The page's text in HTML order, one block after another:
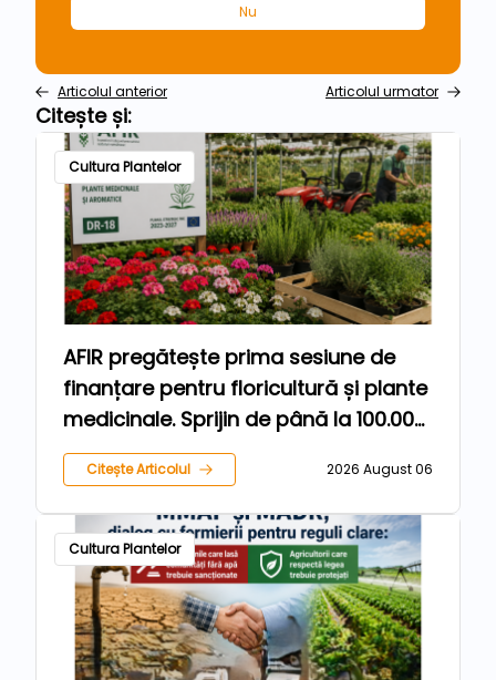
Nu
Articolul anterior Articolul urmator
Citește și:
Cultura Plantelor
AFIR pregătește prima sesiune de
finanțare pentru floricultură și plante
medicinale. Sprijin de până la 100.000
de euro pentru fermieri
Citește Articolul 2026 August 06
Cultura Plantelor